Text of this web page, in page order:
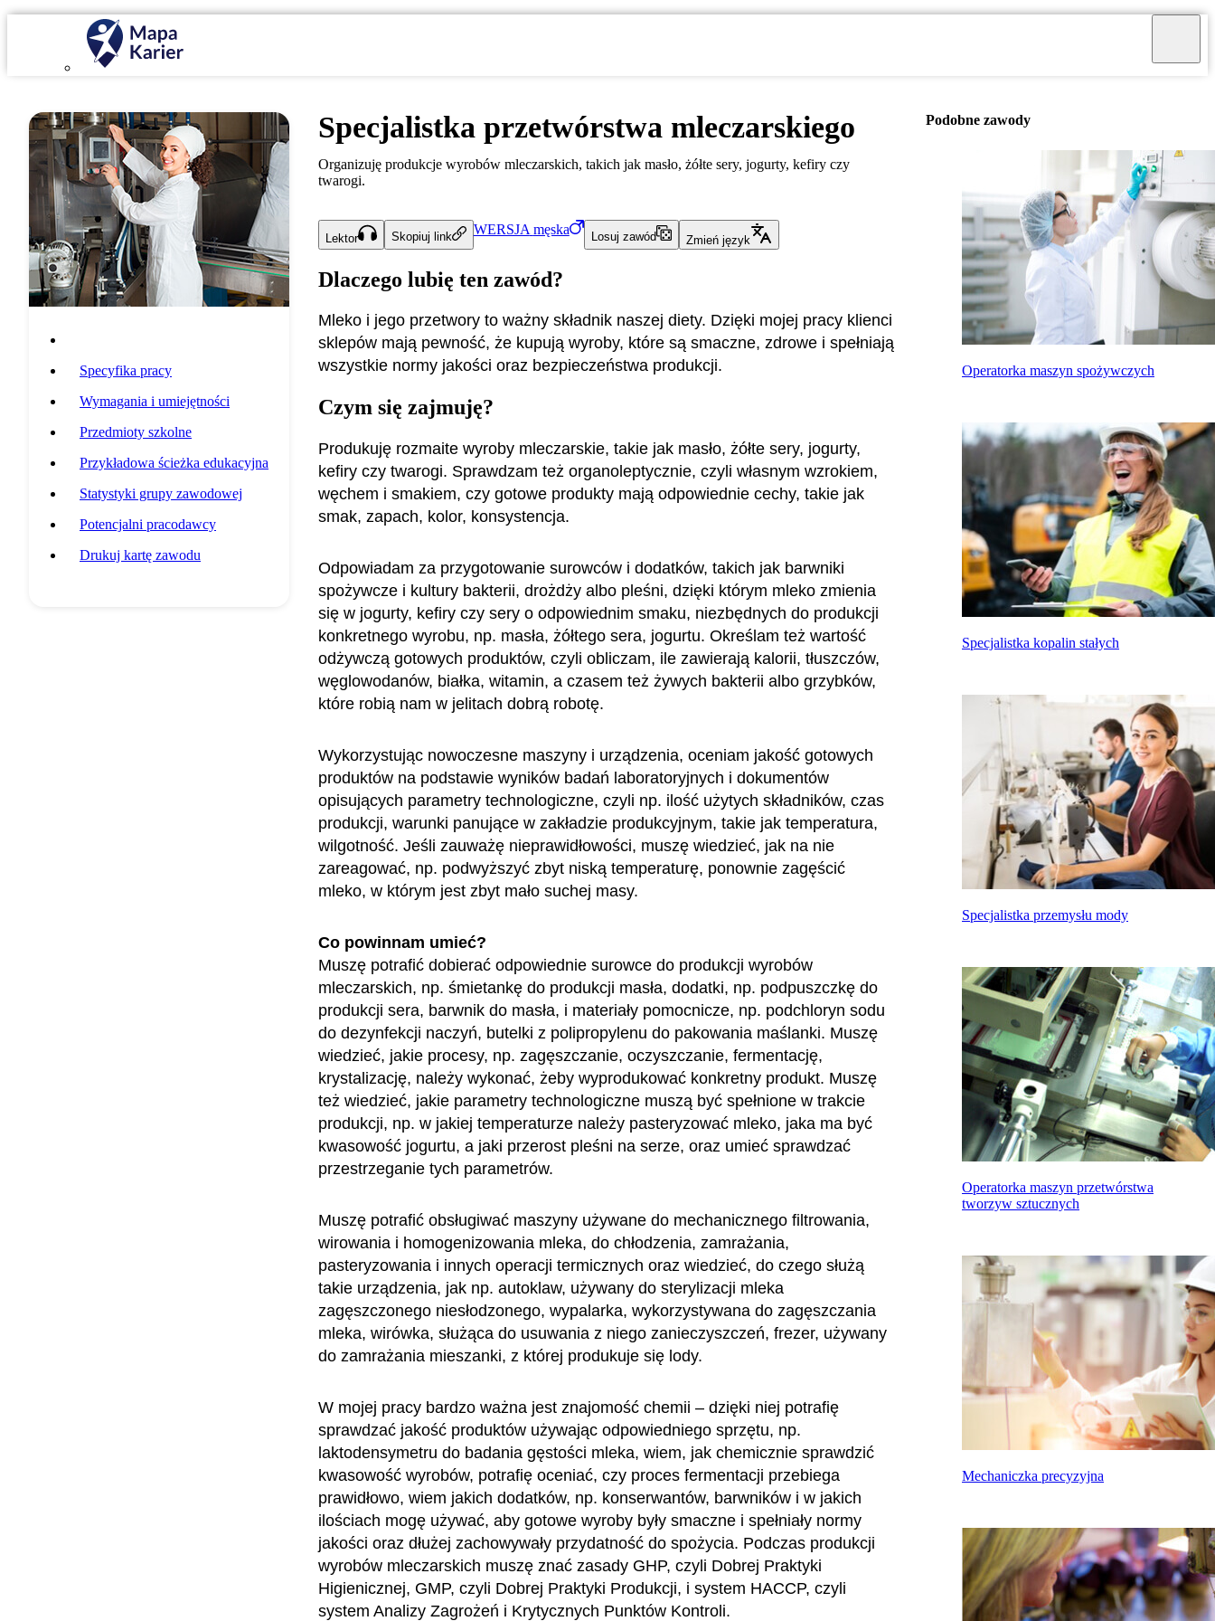
Specyfika pracy
Wymagania i umiejętności
Przedmioty szkolne
Przykładowa ścieżka edukacyjna
Statystyki grupy zawodowej
Potencjalni pracodawcy
Drukuj kartę zawodu
Specjalistka przetwórstwa mleczarskiego
Organizuję produkcje wyrobów mleczarskich, takich jak masło, żółte sery, jogurty, kefiry czy
twarogi.
Lektor Skopiuj link WERSJA męska
Losuj zawód Zmień język
Dlaczego lubię ten zawód?
Mleko i jego przetwory to ważny składnik naszej diety. Dzięki mojej pracy klienci
sklepów mają pewność, że kupują wyroby, które są smaczne, zdrowe i spełniają
wszystkie normy jakości oraz bezpieczeństwa produkcji.
Czym się zajmuję?
Produkuję rozmaite wyroby mleczarskie, takie jak masło, żółte sery, jogurty,
kefiry czy twarogi. Sprawdzam też organoleptycznie, czyli własnym wzrokiem,
węchem i smakiem, czy gotowe produkty mają odpowiednie cechy, takie jak
smak, zapach, kolor, konsystencja.
Odpowiadam za przygotowanie surowców i dodatków, takich jak barwniki
spożywcze i kultury bakterii, drożdży albo pleśni, dzięki którym mleko zmienia
się w jogurty, kefiry czy sery o odpowiednim smaku, niezbędnych do produkcji
konkretnego wyrobu, np. masła, żółtego sera, jogurtu. Określam też wartość
odżywczą gotowych produktów, czyli obliczam, ile zawierają kalorii, tłuszczów,
węglowodanów, białka, witamin, a czasem też żywych bakterii albo grzybków,
które robią nam w jelitach dobrą robotę.
Wykorzystując nowoczesne maszyny i urządzenia, oceniam jakość gotowych
produktów na podstawie wyników badań laboratoryjnych i dokumentów
opisujących parametry technologiczne, czyli np. ilość użytych składników, czas
produkcji, warunki panujące w zakładzie produkcyjnym, takie jak temperatura,
wilgotność. Jeśli zauważę nieprawidłowości, muszę wiedzieć, jak na nie
zareagować, np. podwyższyć zbyt niską temperaturę, ponownie zagęścić
mleko, w którym jest zbyt mało suchej masy.
Co powinnam umieć?
Muszę potrafić dobierać odpowiednie surowce do produkcji wyrobów
mleczarskich, np. śmietankę do produkcji masła, dodatki, np. podpuszczkę do
produkcji sera, barwnik do masła, i materiały pomocnicze, np. podchloryn sodu
do dezynfekcji naczyń, butelki z polipropylenu do pakowania maślanki. Muszę
wiedzieć, jakie procesy, np. zagęszczanie, oczyszczanie, fermentację,
krystalizację, należy wykonać, żeby wyprodukować konkretny produkt. Muszę
też wiedzieć, jakie parametry technologiczne muszą być spełnione w trakcie
produkcji, np. w jakiej temperaturze należy pasteryzować mleko, jaka ma być
kwasowość jogurtu, a jaki przerost pleśni na serze, oraz umieć sprawdzać
przestrzeganie tych parametrów.
Muszę potrafić obsługiwać maszyny używane do mechanicznego filtrowania,
wirowania i homogenizowania mleka, do chłodzenia, zamrażania,
pasteryzowania i innych operacji termicznych oraz wiedzieć, do czego służą
takie urządzenia, jak np. autoklaw, używany do sterylizacji mleka
zagęszczonego niesłodzonego, wypalarka, wykorzystywana do zagęszczania
mleka, wirówka, służąca do usuwania z niego zanieczyszczeń, frezer, używany
do zamrażania mieszanki, z której produkuje się lody.
W mojej pracy bardzo ważna jest znajomość chemii – dzięki niej potrafię
sprawdzać jakość produktów używając odpowiedniego sprzętu, np.
laktodensymetru do badania gęstości mleka, wiem, jak chemicznie sprawdzić
kwasowość wyrobów, potrafię oceniać, czy proces fermentacji przebiega
prawidłowo, wiem jakich dodatków, np. konserwantów, barwników i w jakich
ilościach mogę używać, aby gotowe wyroby były smaczne i spełniały normy
jakości oraz dłużej zachowywały przydatność do spożycia. Podczas produkcji
wyrobów mleczarskich muszę znać zasady GHP, czyli Dobrej Praktyki
Higienicznej, GMP, czyli Dobrej Praktyki Produkcji, i system HACCP, czyli
system Analizy Zagrożeń i Krytycznych Punktów Kontroli.
Podobne zawody
Operatorka maszyn spożywczych
Specjalistka kopalin stałych
Specjalistka przemysłu mody
Operatorka maszyn przetwórstwa
tworzyw sztucznych
Mechaniczka precyzyjna